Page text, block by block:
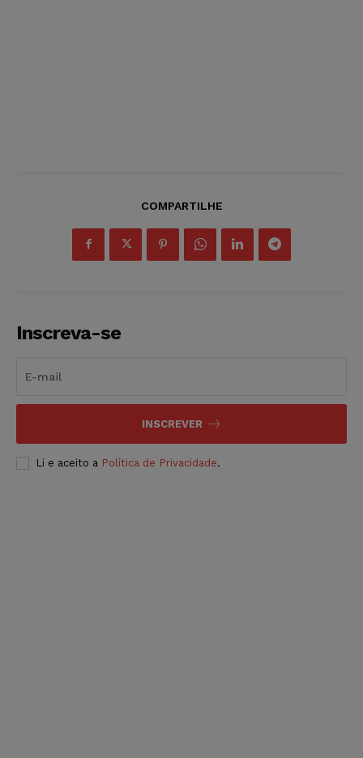
COMPARTILHE
Inscreva-se
INSCREVER
Li e aceito a Política de Privacidade.